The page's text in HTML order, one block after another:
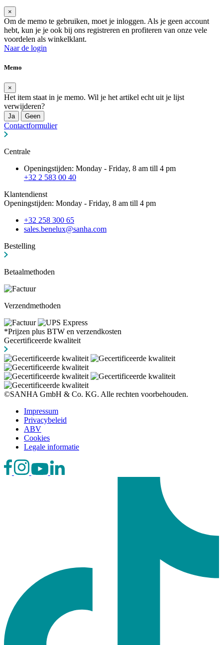
×
Om de memo te gebruiken, moet je inloggen. Als je geen account
hebt, kun je je ook bij ons registreren en profiteren van onze vele
voordelen als winkelklant.
Naar de login
Memo
×
Het item staat in je memo. Wil je het artikel echt uit je lijst
verwijderen?
Ja Geen
Contactformulier
Centrale
Openingstijden: Monday - Friday, 8 am till 4 pm
+32 2 583 00 40
Klantendienst
Openingstijden: Monday - Friday, 8 am till 4 pm
+32 258 300 65
sales.benelux@sanha.com
Bestelling
Betaalmethoden
Verzendmethoden
*Prijzen plus BTW en verzendkosten
Gecertificeerde kwaliteit
©SANHA GmbH & Co. KG. Alle rechten voorbehouden.
Impressum
Privacybeleid
ABV
Cookies
Legale informatie